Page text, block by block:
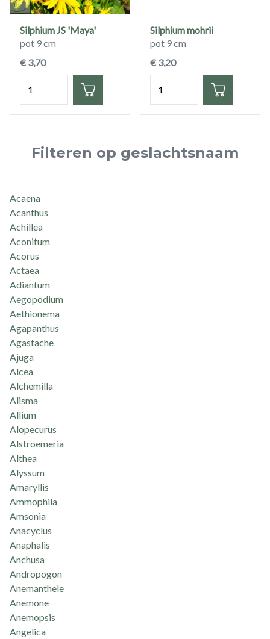
Silphium JS 'Maya'
pot 9 cm
€ 3,70
Silphium mohrii
pot 9 cm
€ 3,20
Filteren op geslachtsnaam
Acaena
Acanthus
Achillea
Aconitum
Acorus
Actaea
Adiantum
Aegopodium
Aethionema
Agapanthus
Agastache
Ajuga
Alcea
Alchemilla
Alisma
Allium
Alopecurus
Alstroemeria
Althea
Alyssum
Amaryllis
Ammophila
Amsonia
Anacyclus
Anaphalis
Anchusa
Andropogon
Anemanthele
Anemone
Anemopsis
Angelica